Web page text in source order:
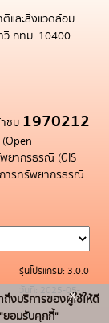
และสิ่งแวดล้อม
วี กทม. 10400
ชม 1970212
ยากรธรณี (GIS
ารทรัพยากรธรณี
รุ่นโปรแกรม: 3.0.0
วันที่: 2025-05-
19
งบริการของผู้ใช้ให้ดี
ยอมรับคุกกี้"
x